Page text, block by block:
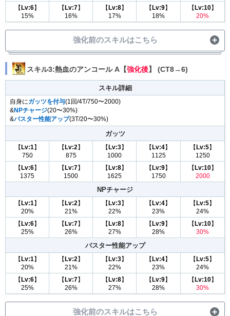
【 Lv:6】
15%
【 Lv:7】
16%
【 Lv:8】
17%
【 Lv:9】
18%
【 Lv:10】
20%
強化前のスキルはこちら
(3T/10〜20%)
防御力ダウン
【Lv:1】
10%
【Lv:2】
11%
【Lv:3
12%
13%
14%
【Lv:6】
15%
【Lv:7】
16%
【Lv:8】
17%
【Lv:9】
18%
【Lv:10】
20%
スキル3:熱血のアンコール A【強化後】 (CT8→6)
スキル詳細
自身にガッツを付与(1回/4T/750〜2000)
&NPチャージ(20〜30%)
&バスター性能アップ(3T/20〜30%)
ガッツ
【 Lv:1】
750
【 Lv:2】
875
【 Lv:3】
1000
【 Lv:4】
1125
【 Lv:5】
1250
【 Lv:6】
1375
【 Lv:7】
1500
【 Lv:8】
1625
【 Lv:9】
1750
【 Lv:10】
2000
NPチャージ
【 Lv:1】
20%
【 Lv:2】
21%
【 Lv:3】
22%
【 Lv:4】
23%
【 Lv:5】
24%
【 Lv:6】
25%
【 Lv:7】
26%
【 Lv:8】
27%
【 Lv:9】
28%
【 Lv:10】
30%
バスター性能アップ
【 Lv:1】
20%
【 Lv:2】
21%
【 Lv:3】
22%
【 Lv:4】
23%
【 Lv:5】
24%
【 Lv:6】
25%
【 Lv:7】
26%
【 Lv:8】
27%
【 Lv:9】
28%
【 Lv:10】
30%
強化前のスキルはこちら